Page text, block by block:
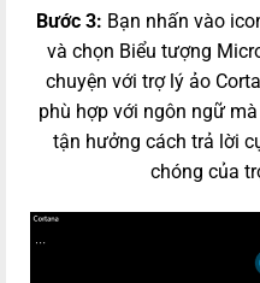
Bước 3: Bạn nhấn vào
và chọn Biểu tượng
chuyện với trợ lý ảo
phù hợp với ngôn ngữ
tận hưởng cách trả lời
chóng của